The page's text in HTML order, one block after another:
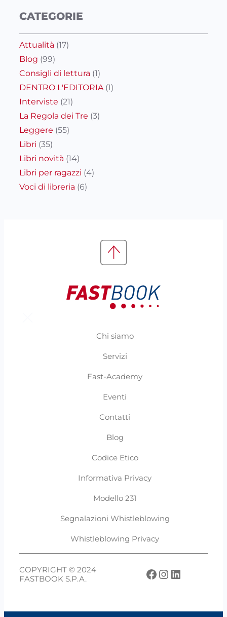
CATEGORIE
Attualità (17)
Blog (99)
Consigli di lettura (1)
DENTRO L'EDITORIA(1)
Interviste (21)
La Regola dei Tre (3)
Leggere (55)
Libri (35)
Libri novità (14)
Libri per ragazzi (4)
Voci di libreria (6)
Chi siamo
Servizi
Fast-Academy
Eventi
Contatti
Blog
Codice Etico
Informativa Privacy
Modello 231
Segnalazioni Whistleblowing
Whistleblowing Privacy
COPYRIGHT © 2024
FASTBOOK S.P.A.
Facebook
Instagram
LinkedIn